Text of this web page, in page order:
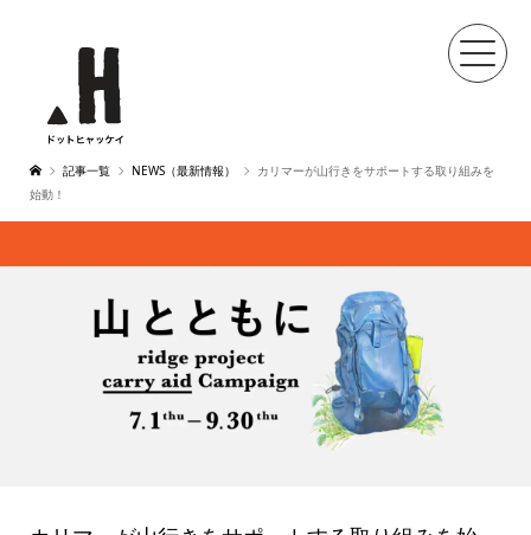
記事一覧 NEWS（最新情報）
カリマーが山行きをサポートする取り組みを
始動！